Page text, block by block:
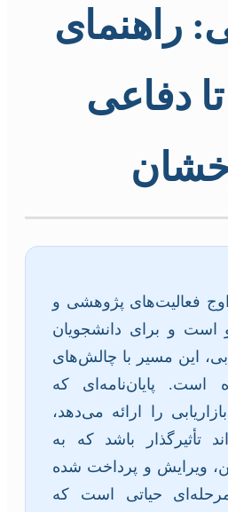
راهنمای
دفاعی
اوج فعالیت‌های پژوهشی و
است و برای دانشجویان
این مسیر با چالش‌های
پایان‌نامه‌ای که
را ارائه می‌دهد،
تأثیرگذار باشد که به
ویرایش و پرداخت شده
حیاتی است که